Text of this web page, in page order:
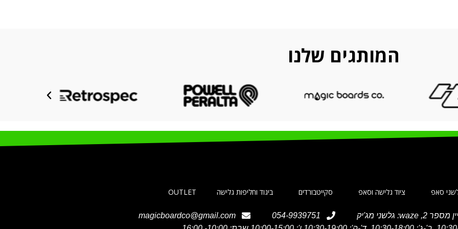
המותגים שלנו
סאפ ציוד גלישה וסאפ סקייטבורדים ביגוד וחליפות גלישה OUTLET
054-9939751
magicboardco@gmail.com